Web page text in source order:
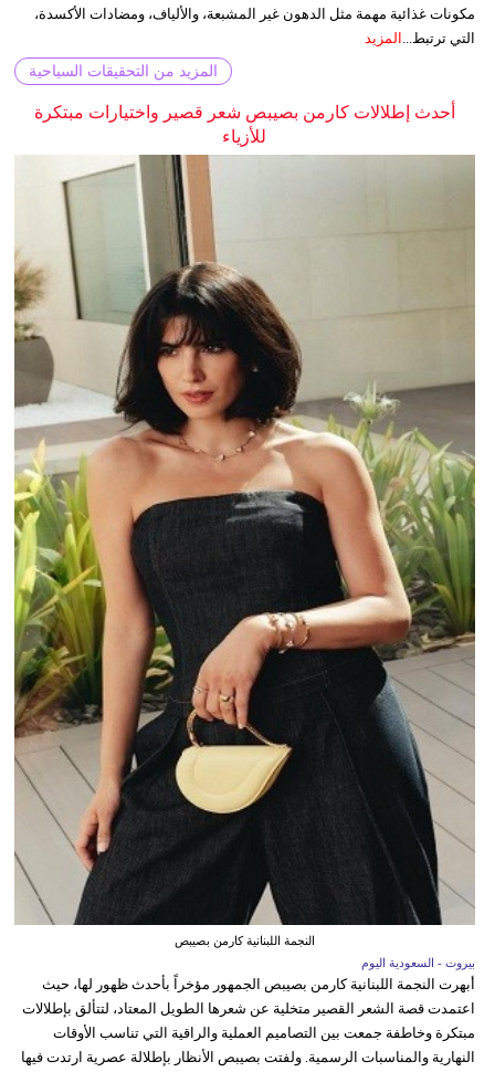
مكونات غذائية مهمة مثل الدهون غير المشبعة، والألياف، ومضادات الأكسدة،
التي ترتبط... المزيد
المزيد من التحقيقات السياحية
أحدث إطلالات كارمن بصيبص شعر قصير واختيارات مبتكرة
للأزياء
النجمة اللبنانية كارمن بصيبص
بيروت - السعودية اليوم
أبهرت النجمة اللبنانية كارمن بصيبص الجمهور مؤخراً بأحدث ظهور لها، حيث
اعتمدت قصة الشعر القصير متخلية عن شعرها الطويل المعتاد، لتتألق بإطلالات
مبتكرة وخاطفة جمعت بين التصاميم العملية والراقية التي تناسب الأوقات
النهارية والمناسبات الرسمية. ولفتت بصيبص الأنظار بإطلالة عصرية ارتدت فيها